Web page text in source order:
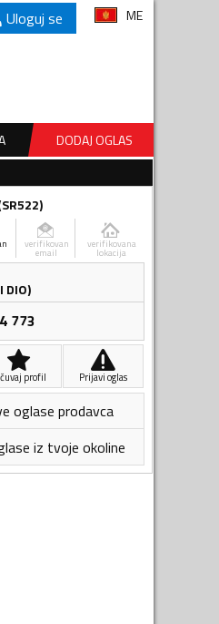
Uloguj se ME
DODAJ OGLAS
SR522)
verifikovan
email
verifikovana
lokacija
DIO)
773
profil Prijavi oglas
oglase prodavca
iz tvoje okoline